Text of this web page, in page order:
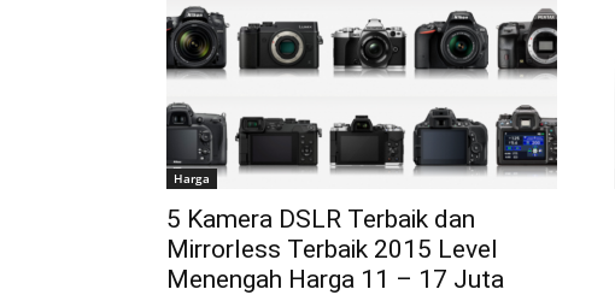
Harga
5 Kamera DSLR Terbaik dan
Mirrorless Terbaik 2015 Level
Menengah Harga 11 – 17 Juta